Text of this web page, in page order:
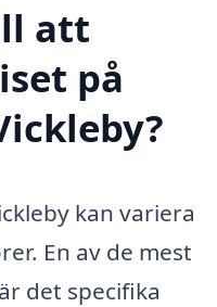
att
på
kan variera
En av de mest
det specifika